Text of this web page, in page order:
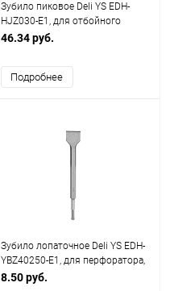
Зубило пиковое Deli YS EDH-
HJZ030-E1, для отбойного
молотка, 30 x 410 мм, HEX
46.34 руб.
Подробнее
Зубило лопаточное Deli YS EDH-
YBZ40250-E1, для перфоратора,
14 x 250 x 40 мм, SDS-PLUS
8.50 руб.